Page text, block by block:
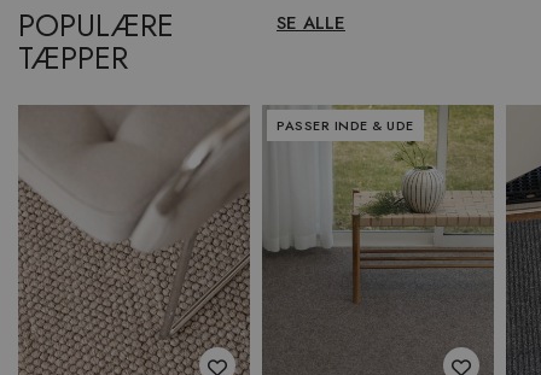
POPULÆRE
TÆPPER
SE ALLE
PASSER INDE & UDE